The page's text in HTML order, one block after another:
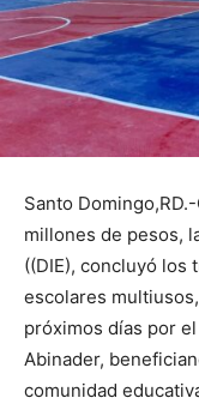
Santo
millones de pesos,
((DIE), concluyó los
escolares
próximos días por
Abinader,
comunidad